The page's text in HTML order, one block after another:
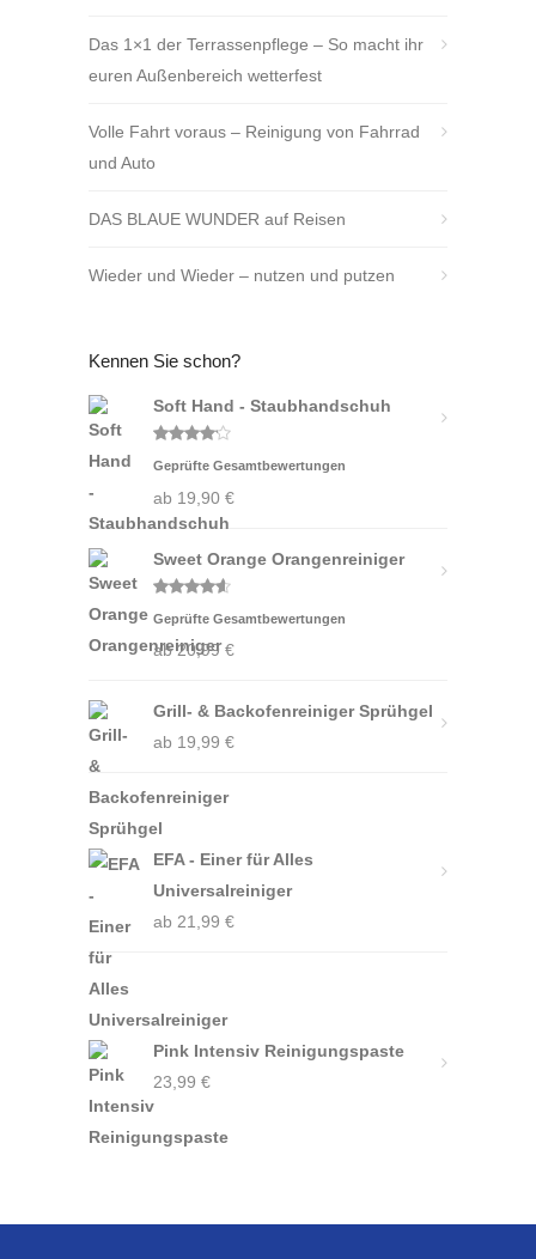
Das 1×1 der Terrassenpflege – So macht ihr
euren Außenbereich wetterfest
Volle Fahrt voraus – Reinigung von Fahrrad
und Auto
DAS BLAUE WUNDER auf Reisen
Wieder und Wieder – nutzen und putzen
Kennen Sie schon?
Soft Hand - Staubhandschuh
Bewertet
mit4.00
von 5
Geprüfte Gesamtbewertungen
ab 19,90 €
Sweet Orange Orangenreiniger
mit4.50
von 5
Geprüfte Gesamtbewertungen
ab20,99€
Grill- & Backofenreiniger Sprühgel
ab 19,99 €
EFA - Einer für Alles
Universalreiniger
ab 21,99 €
Pink Intensiv Reinigungspaste
23,99 €